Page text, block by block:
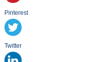
Pinterest
Twitter